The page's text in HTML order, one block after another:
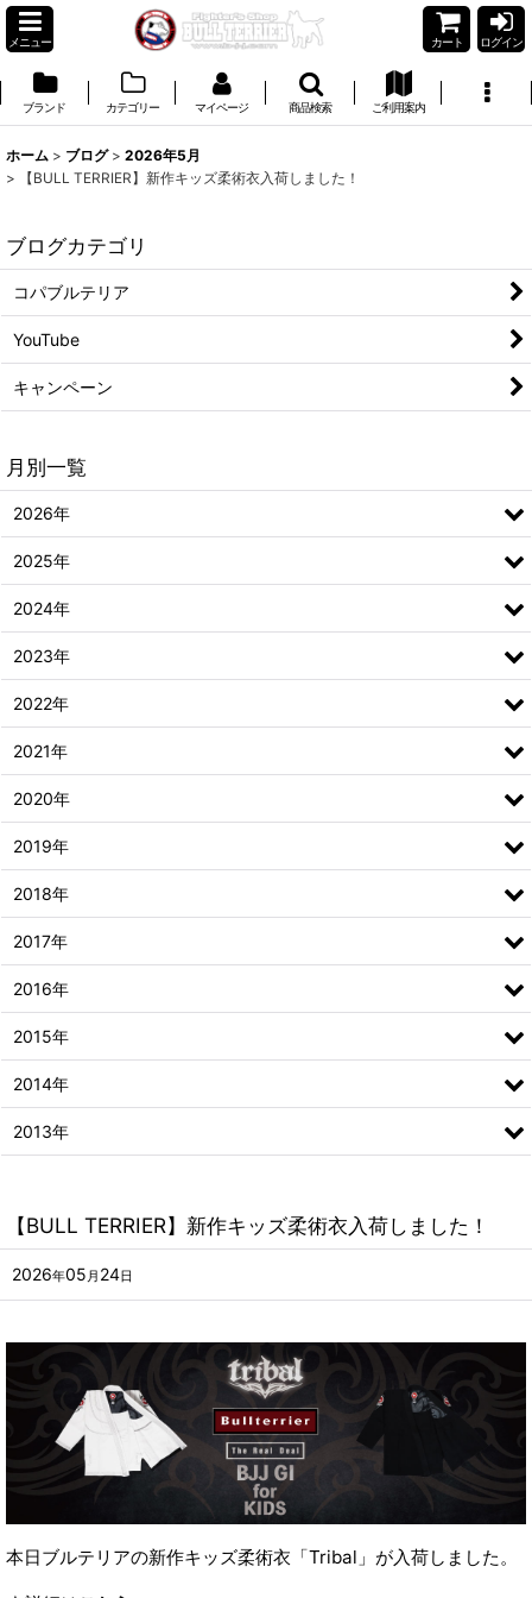
メニュー カート ログイン
ブランド カテゴリー マイページ 商品検索 ご利用案内
ホーム > ブログ > 2026年5月
>
【BULL TERRIER】新作キッズ柔術衣入荷しました！
【BULL TERRIER】新作キッズ柔術衣入荷しました！
2026年05 月 24日
本日ブルテリアの新作キッズ柔術衣「Tribal」が入荷しました。
ブログカテゴリ
コパブルテリア
YouTube
キャンペーン
月別一覧
2026年
2025年
2024年
2023年
2022年
2021年
2020年
2019年
2018年
2017年
2016年
2015年
2014年
2013年